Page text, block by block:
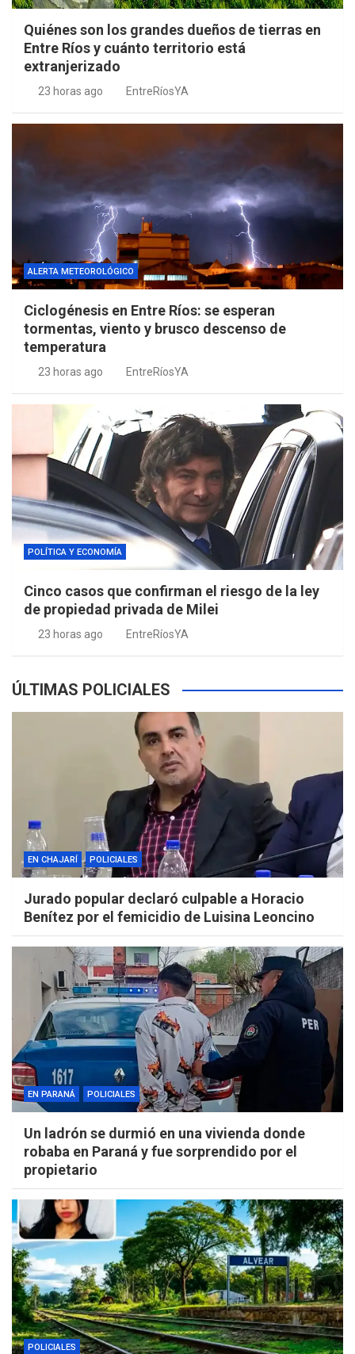
Quiénes son los grandes dueños de tierras en
Entre Ríos y cuánto territorio está
extranjerizado
23 horas ago EntreRíosYA
ALERTA METEOROLÓGICO
Ciclogénesis en Entre Ríos: se esperan
tormentas, viento y brusco descenso de
temperatura
23 horas ago EntreRíosYA
POLÍTICA Y ECONOMÍA
Cinco casos que confirman el riesgo de la ley
de propiedad privada de Milei
23 horas ago EntreRíosYA
ÚLTIMAS POLICIALES
EN CHAJARÍ POLICIALES
Jurado popular declaró culpable a Horacio
Benítez por el femicidio de Luisina Leoncino
EN PARANÁ POLICIALES
Un ladrón se durmió en una vivienda donde
robaba en Paraná y fue sorprendido por el
propietario
POLICIALES